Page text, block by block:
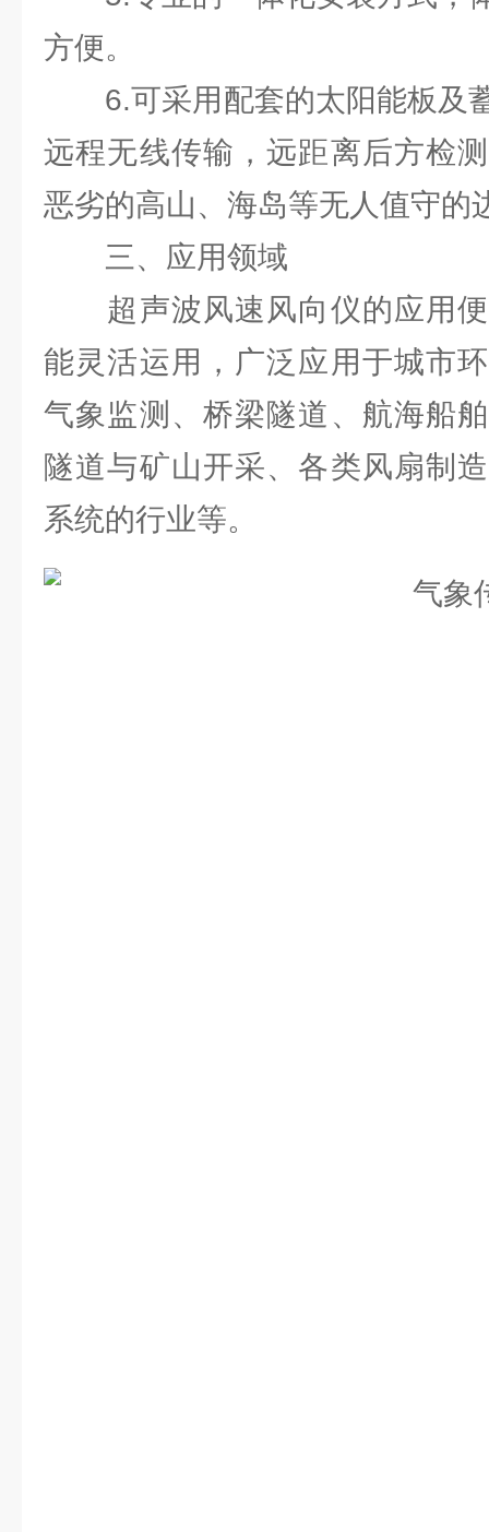
方便。
6.可采用配套的太阳能板及
远程无线传输，远距离后方检
恶劣的高山、海岛等无人值守的
三、应用领域
超声波风速风向仪的应用便
能灵活运用，广泛应用于城市
气象监测、桥梁隧道、航海船
隧道与矿山开采、各类风扇制
系统的行业等。